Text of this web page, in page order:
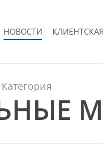
НОВОСТИ
Категория